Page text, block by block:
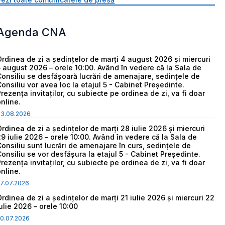
CNA
de zi a ședințelor de marți 4 august 2026 și miercuri
august 2026 – orele 10:00. Având în vedere că la Sala de
se desfășoară lucrări de amenajare, sedințele de
vor avea loc la etajul 5 - Cabinet Președinte.
invitaților, cu subiecte pe ordinea de zi, va fi doar
de zi a ședințelor de marți 28 iulie 2026 și miercuri
iulie 2026 – orele 10:00. Având în vedere că la Sala de
sunt lucrări de amenajare în curs, sedințele de
se vor desfășura la etajul 5 - Cabinet Președinte.
invitaților, cu subiecte pe ordinea de zi, va fi doar
de zi a ședințelor de marți 21 iulie 2026 și miercuri 22
2026 – orele 10:00